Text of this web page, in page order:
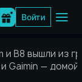
Войти
и B8 вышли из
и Gaimin — домой